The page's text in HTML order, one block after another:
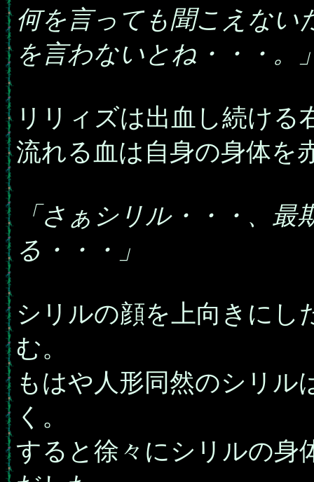
何を言っても聞こえない
を言わないとね・・・。
リリィズは出血し続ける
流れる血は自身の身体を
「さぁシリル・・・、
る・・・」
シリルの顔を上向きにし
む。
もはや人形同然のシリル
く。
すると徐々にシリルの身